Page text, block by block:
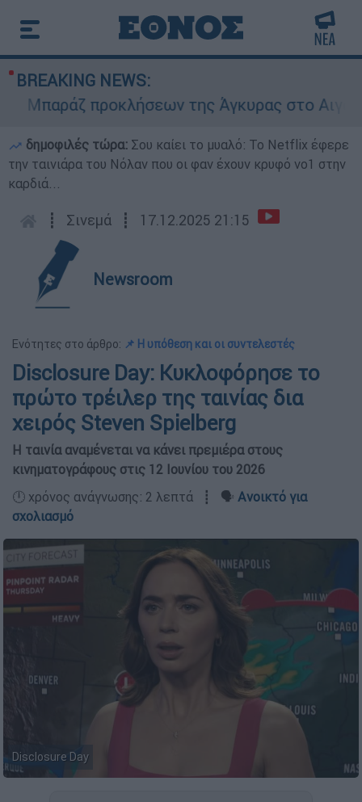
BREAKING NEWS:
προκλήσεων της Άγκυρας στο Αιγαίο:
δημοφιλές τώρα: Σου καίει το μυαλό: Το Netflix έφερε
την ταινιάρα του Νόλαν που οι φαν έχουν κρυφό νο1 στην
καρδιά...
┋ Σινεμά ┋ 17.12.2025 21:15
Newsroom
Ενότητες στο άρθρο: 📌 Η υπόθεση και οι συντελεστές
Disclosure Day: Κυκλοφόρησε το
πρώτο τρέιλερ της ταινίας δια
χειρός Steven Spielberg
Η ταινία αναμένεται να κάνει πρεμιέρα στους
κινηματογράφους στις 12 Ιουνίου του 2026
🕛 χρόνος ανάγνωσης: 2 λεπτά ┋ 🗣️ Ανοικτό για
σχολιασμό
Disclosure Day